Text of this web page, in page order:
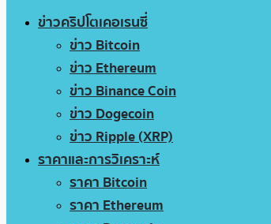
ข่าวคริปโตเคอเรนซี่
ข่าว Bitcoin
ข่าว Ethereum
ข่าว Binance Coin
ข่าว Dogecoin
ข่าว Ripple (XRP)
ราคาและการวิเคราะห์
ราคา Bitcoin
ราคา Ethereum